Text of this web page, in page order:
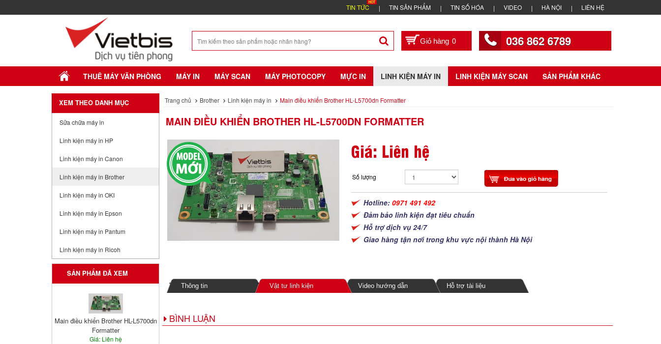
TIN TỨC TIN SẢN PHẨM TIN SỐ HÓA VIDEO HÀ NỘI LIÊN HỆ
0 036 862 6789
THUÊ MÁY VĂN PHÒNG MÁY IN MÁY SCAN MÁY PHOTOCOPY MỰC IN LINH KIỆN MÁY IN LINH KIỆN MÁY SCAN SẢN PHẨM KHÁC
XEM THEO DANH MỤC
Sửa chữa máy in
Linh kiện máy in HP
Linh kiện máy in Canon
Linh kiện máy in Brother
Linh kiện máy in OKI
Linh kiện máy in Epson
Linh kiện máy in Pantum
Linh kiện máy in Ricoh
SẢN PHẨM ĐÃ XEM
Main điều khiển Brother HL-L5700dn
Formatter
Giá: Liên hệ
Trang chủ Brother Linh kiện máy in Main điều khiển Brother HL-L5700dn Formatter
MAIN ĐIỀU KHIỂN BROTHER HL-L5700DN FORMATTER
Giá: Liên hệ
Số lượng
Hotline:0971 491 492
Đảm bảo linh kiện đạt tiêu chuẩn
Hỗ trợ dịch vụ 24/7
Giao hàng tận nơi trong khu vực nội thành Hà Nội
Thông tin Vật tư linh kiện Video hướng dẫn Hỗ trợ tài liệu
BÌNH LUẬN